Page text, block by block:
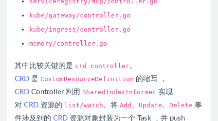
kube/gateway/controller.go
kube/ingress/controller.go
memory/controller.go
其中比较关键的是 crd controller。
CRD 是 CustomResourceDefinition 的缩写 ，
CRD Controller 利用 SharedIndexInformer 实现
对 CRD 资源的 list/watch 。将 Add Update Delete 事
件涉及到的 CRD 资源对象封装为一个 Task ，并 push